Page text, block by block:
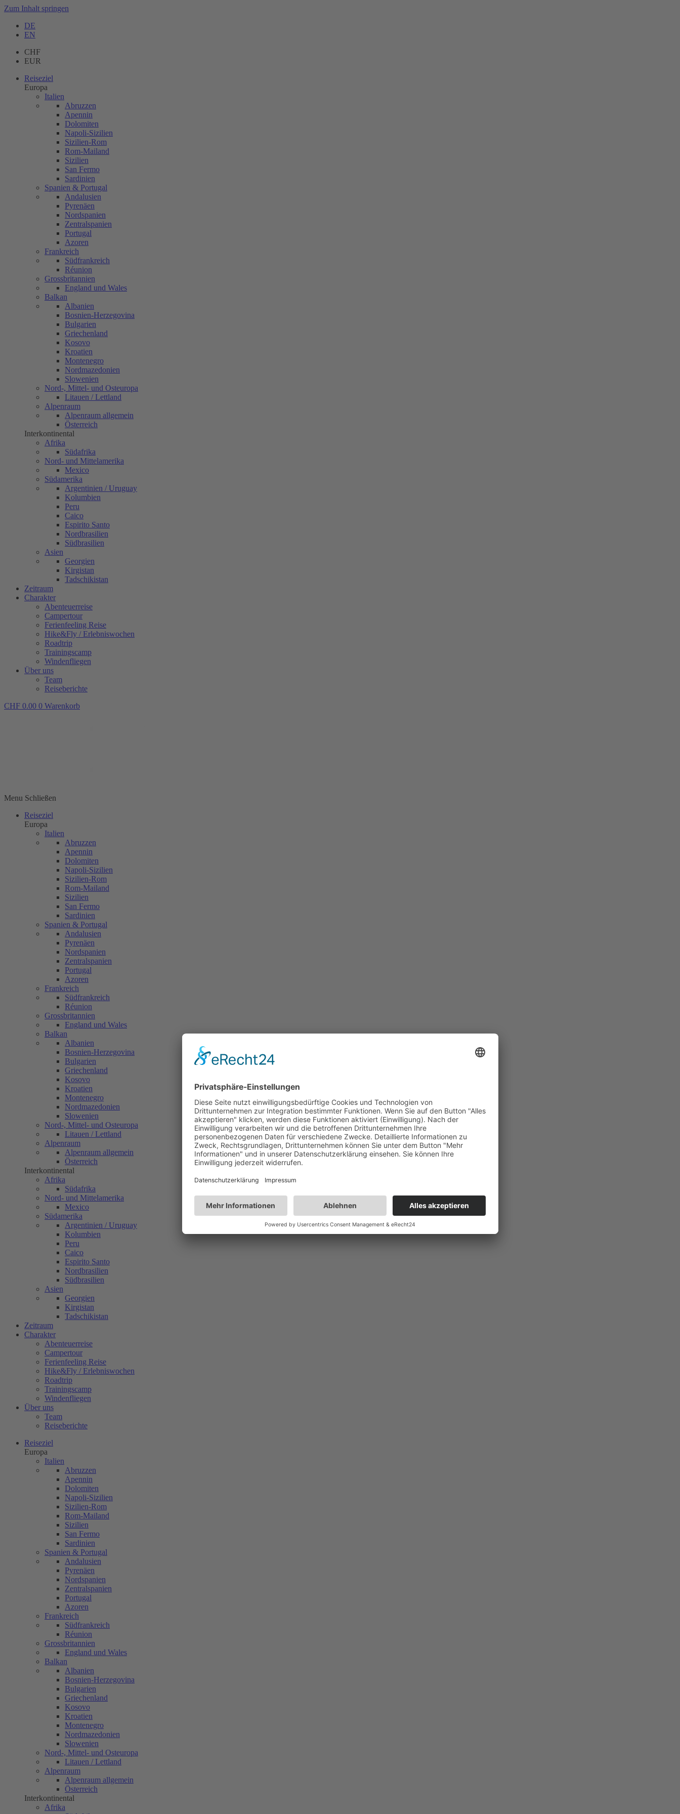
Zum Inhalt springen
DE
EN
CHF
EUR
Reiseziel
Europa
Italien
Abruzzen
Apennin
Dolomiten
Napoli-Sizilien
Sizilien-Rom
Rom-Mailand
Sizilien
San Fermo
Sardinien
Spanien & Portugal
Andalusien
Pyrenäen
Nordspanien
Zentralspanien
Portugal
Azoren
Frankreich
Südfrankreich
Réunion
Grossbritannien
England und Wales
Balkan
Albanien
Bosnien-Herzegovina
Bulgarien
Griechenland
Kosovo
Kroatien
Montenegro
Nordmazedonien
Slowenien
Nord-, Mittel- und Osteuropa
Litauen / Lettland
Alpenraum
Alpenraum allgemein
Österreich
Interkontinental
Afrika
Südafrika
Nord- und Mittelamerika
Mexico
Südamerika
Argentinien / Uruguay
Kolumbien
Peru
Caico
Espirito Santo
Nordbrasilien
Südbrasilien
Asien
Georgien
Kirgistan
Tadschikistan
Zeitraum
Charakter
Abenteuerreise
Campertour
Ferienfeeling Reise
Hike&Fly / Erlebniswochen
Roadtrip
Trainingscamp
Windenfliegen
Über uns
Team
Reiseberichte
CHF 0.00 0 Warenkorb
Menu Schließen
Reiseziel
Europa
Italien
Abruzzen
Apennin
Dolomiten
Napoli-Sizilien
Sizilien-Rom
Rom-Mailand
Sizilien
San Fermo
Sardinien
Spanien & Portugal
Andalusien
Pyrenäen
Nordspanien
Zentralspanien
Portugal
Azoren
Frankreich
Südfrankreich
Réunion
Grossbritannien
England und Wales
Balkan
Albanien
Bosnien-Herzegovina
Bulgarien
Griechenland
Kosovo
Kroatien
Montenegro
Nordmazedonien
Slowenien
Nord-, Mittel- und Osteuropa
Litauen / Lettland
Alpenraum
Alpenraum allgemein
Österreich
Interkontinental
Afrika
Südafrika
Nord- und Mittelamerika
Mexico
Südamerika
Argentinien / Uruguay
Kolumbien
Peru
Caico
Espirito Santo
Nordbrasilien
Südbrasilien
Asien
Georgien
Kirgistan
Tadschikistan
Zeitraum
Charakter
Abenteuerreise
Campertour
Ferienfeeling Reise
Hike&Fly / Erlebniswochen
Roadtrip
Trainingscamp
Windenfliegen
Über uns
Team
Reiseberichte
Reiseziel
Europa
Italien
Abruzzen
Apennin
Dolomiten
Napoli-Sizilien
Sizilien-Rom
Rom-Mailand
Sizilien
San Fermo
Sardinien
Spanien & Portugal
Andalusien
Pyrenäen
Nordspanien
Zentralspanien
Portugal
Azoren
Frankreich
Südfrankreich
Réunion
Grossbritannien
England und Wales
Balkan
Albanien
Bosnien-Herzegovina
Bulgarien
Griechenland
Kosovo
Kroatien
Montenegro
Nordmazedonien
Slowenien
Nord-, Mittel- und Osteuropa
Litauen / Lettland
Alpenraum
Alpenraum allgemein
Österreich
Interkontinental
Afrika